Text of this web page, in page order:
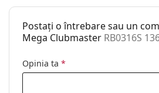
Brand:
Ray-Ban
Utilizare:
Cod:
Postați o întrebare sau un
Mega Clubmaster RB0316S
Opinia ta *